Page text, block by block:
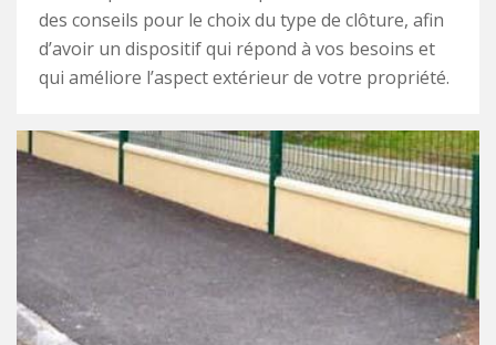
des conseils pour le choix du type de clôture, afin
d’avoir un dispositif qui répond à vos besoins et
qui améliore l’aspect extérieur de votre propriété.